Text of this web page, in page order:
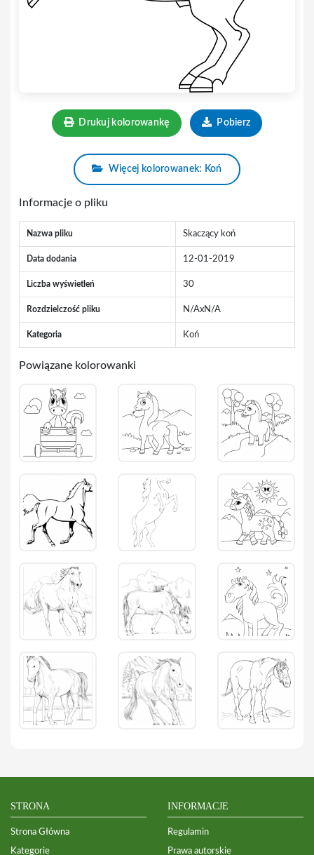
Drukuj kolorowankę Pobierz
Więcej kolorowanek: Koń
Informacje o pliku
Nazwa pliku Skaczący koń
Data dodania 12-01-2019
Liczba wyświetleń 30
Rozdzielczość pliku N/AxN/A
Kategoria Koń
Powiązane kolorowanki
STRONA
Strona Główna
Kategorie
INFORMACJE
Regulamin
Prawa autorskie